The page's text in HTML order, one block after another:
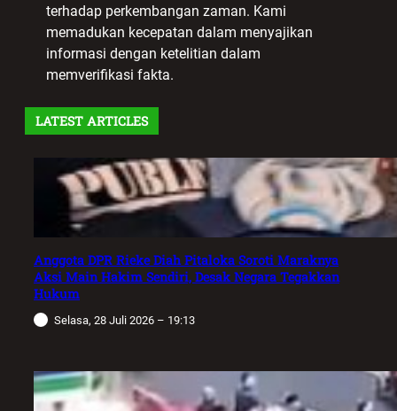
terhadap perkembangan zaman. Kami
memadukan kecepatan dalam menyajikan
informasi dengan ketelitian dalam
memverifikasi fakta.
LATEST ARTICLES
Anggota DPR Rieke Diah Pitaloka Soroti Maraknya
Aksi Main Hakim Sendiri, Desak Negara Tegakkan
Hukum
Selasa, 28 Juli 2026 – 19:13